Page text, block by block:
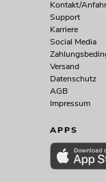
Kontakt/
Support
Karriere
Social Media
Versand
Datenschutz
AGB
Impressum
APPS